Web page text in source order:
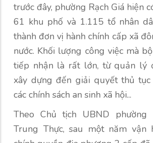
trước đây, phường Rạch Giá hiện
61 khu phố và 1.115 tổ nhân
thành đơn vị hành chính cấp xã
nước. Khối lượng công việc mà
tiếp nhận là rất lớn, từ quản lý
xây dựng đến giải quyết thủ tục
các chính sách an sinh xã hội...
Theo Chủ tịch UBND phường
Trung Thực, sau một năm vận